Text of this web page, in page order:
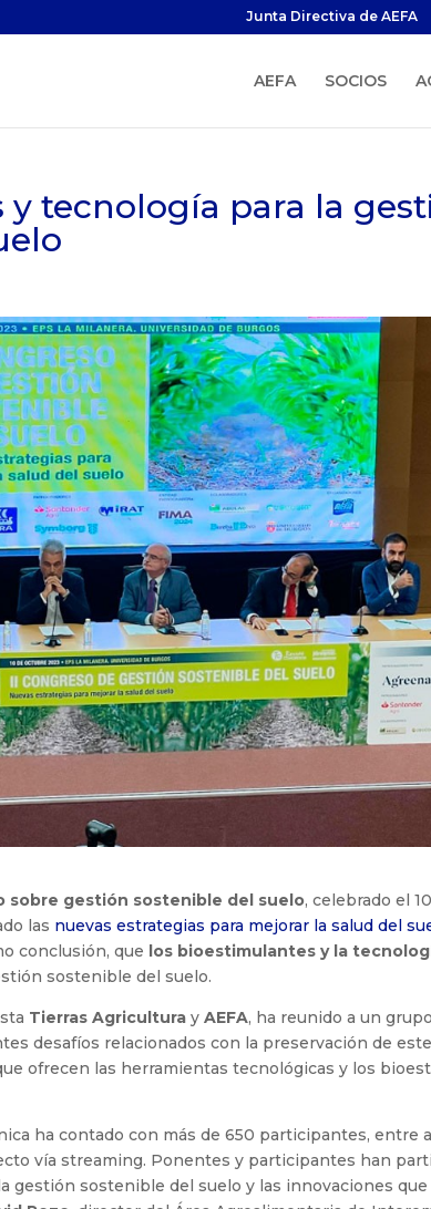
Junta Directiva de AEFA
AEFA SOCIOS
tecnología para la
sobre gestión sostenible del suelo, celebrado el
las nuevas estrategias para mejorar la salud del
conclusión, que los bioestimulantes y la
sostenible del suelo.
Tierras Agricultura yAEFA, ha reunido a un
desafíos relacionados con la preservación de
ofrecen las herramientas tecnológicas y los
ha contado con más de 650 participantes, entre
vía streaming. Ponentes y participantes han
gestión sostenible del suelo y las innovaciones